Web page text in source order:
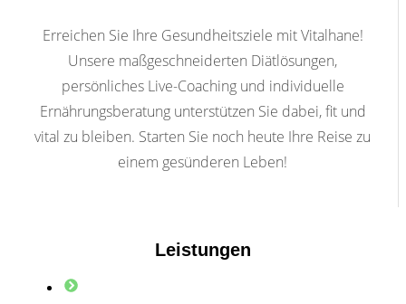
Erreichen Sie Ihre Gesundheitsziele mit Vitalhane!
Unsere maßgeschneiderten Diätlösungen,
persönliches Live-Coaching und individuelle
Ernährungsberatung unterstützen Sie dabei, fit und
vital zu bleiben. Starten Sie noch heute Ihre Reise zu
einem gesünderen Leben!
Leistungen